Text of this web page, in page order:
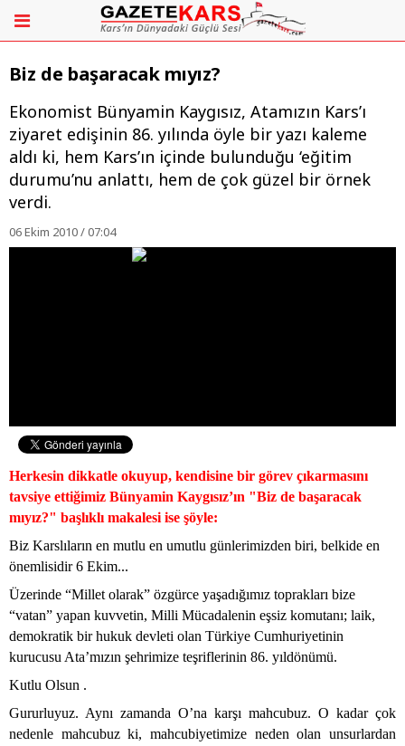
Biz de başaracak mıyız?
Ekonomist Bünyamin Kaygısız, Atamızın Kars’ı
ziyaret edişinin 86. yılında öyle bir yazı kaleme
aldı ki, hem Kars’ın içinde bulunduğu ‘eğitim
durumu’nu anlattı, hem de çok güzel bir örnek
verdi.
06 Ekim 2010 / 07:04
Herkesin dikkatle okuyup, kendisine bir görev çıkarmasını
tavsiye ettiğimiz Bünyamin Kaygısız’ın "Biz de başaracak
mıyız?" başlıklı makalesi ise şöyle:
Biz Karslıların en mutlu en umutlu günlerimizden biri, belkide en
önemlisidir 6 Ekim...
Üzerinde “Millet olarak” özgürce yaşadığımız toprakları bize
“vatan” yapan kuvvetin, Milli Mücadalenin eşsiz komutanı; laik,
demokratik bir hukuk devleti olan Türkiye Cumhuriyetinin
kurucusu Ata’mızın şehrimize teşriflerinin 86. yıldönümü.
Kutlu Olsun .
Gururluyuz. Aynı zamanda O’na karşı mahcubuz. O kadar çok
nedenle mahcubuz ki, mahcubiyetimize neden olan unsurlardan